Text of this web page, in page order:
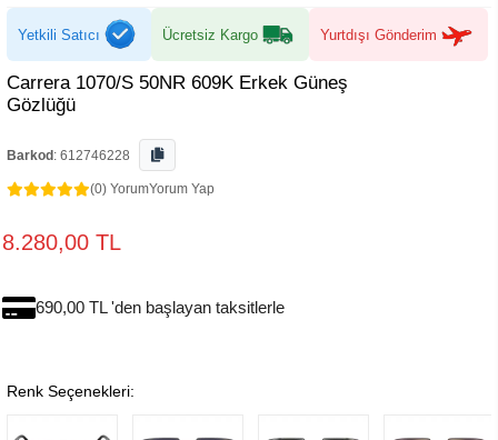
Yetkili Satıcı Ücretsiz Kargo Yurtdışı Gönderim
Carrera 1070/S 50NR 609K Erkek Güneş
Gözlüğü
Barkod : 612746228
(0) YorumYorum Yap
8.280,00 TL
690,00 TL 'den başlayan taksitlerle
Renk Seçenekleri: